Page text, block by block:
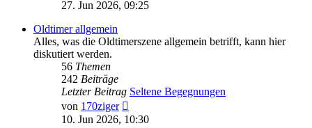
27. Jun 2026, 09:25
Oldtimer allgemein
Alles, was die Oldtimerszene allgemein betrifft, kann hier
diskutiert werden.
56 Themen
242 Beiträge
Letzter Beitrag Seltene Begegnungen
von 170ziger
Beitrag
10. Jun 2026, 10:30